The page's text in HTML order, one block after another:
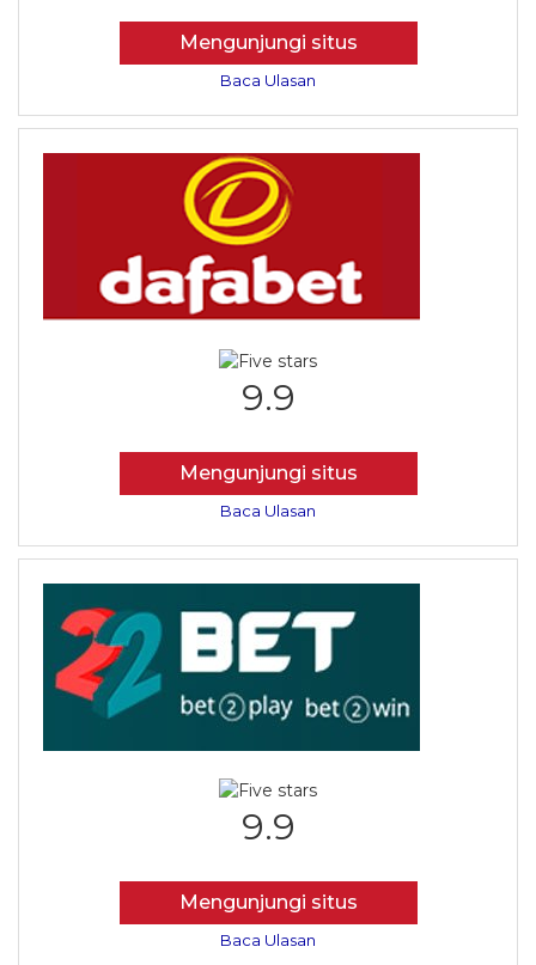
Mengunjungi situs
Baca Ulasan
9.9
Mengunjungi situs
Baca Ulasan
9.9
Mengunjungi situs
Baca Ulasan